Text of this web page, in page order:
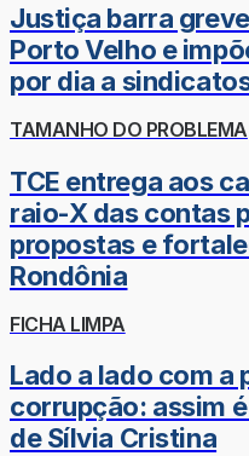
Justiça barra
Porto Velho e
por dia a
TAMANHO DO PROBLEMA
TCE entrega aos
raio-X das contas
propostas e
Rondônia
FICHA LIMPA
Lado a lado com a
corrupção: assim
de Sílvia Cristina